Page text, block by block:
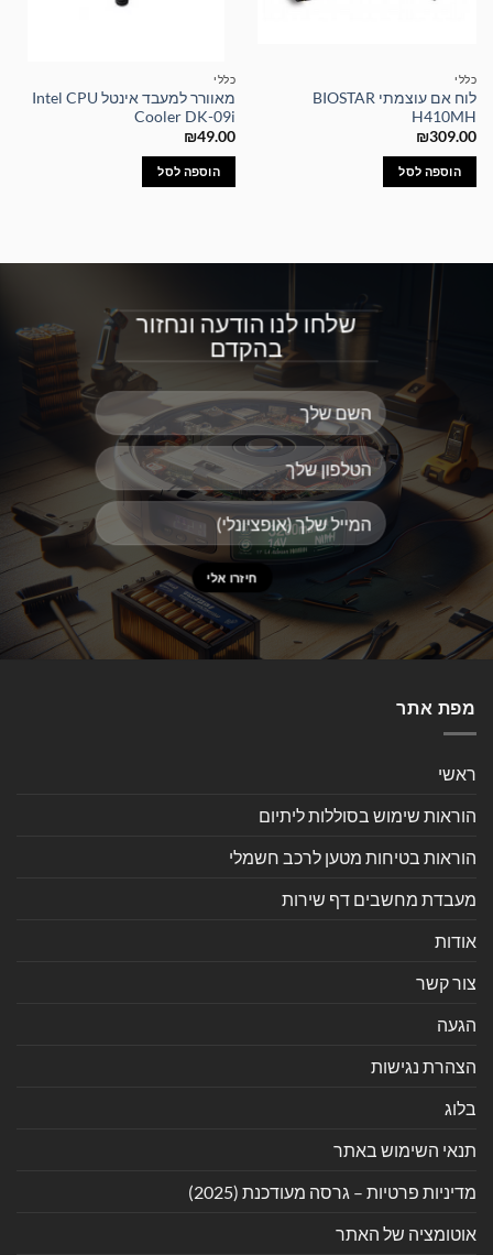
כללי
לוח אם עוצמתי BIOSTAR
H410MH
₪309.00
הוספה לסל
כללי
מאוורר למעבד אינטל Intel CPU
Cooler DK-09i
₪49.00
הוספה לסל
שלחו לנו הודעה ונחזור
בהקדם
מפת אתר
ראשי
הוראות שימוש בסוללות ליתיום
הוראות בטיחות מטען לרכב חשמלי
מעבדת מחשבים דף שירות
אודות
צור קשר
הגעה
הצהרת נגישות
בלוג
תנאי השימוש באתר
מדיניות פרטיות – גרסה מעודכנת (2025)
אוטומציה של האתר